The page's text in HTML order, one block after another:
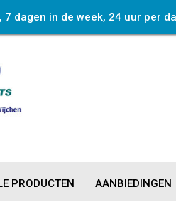
7 dagen in de week, 24 uur per
PRODUCTEN AANBIEDINGEN